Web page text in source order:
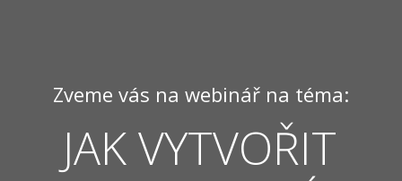
Zveme vás na webinář na téma:
JAK VYTVOŘIT